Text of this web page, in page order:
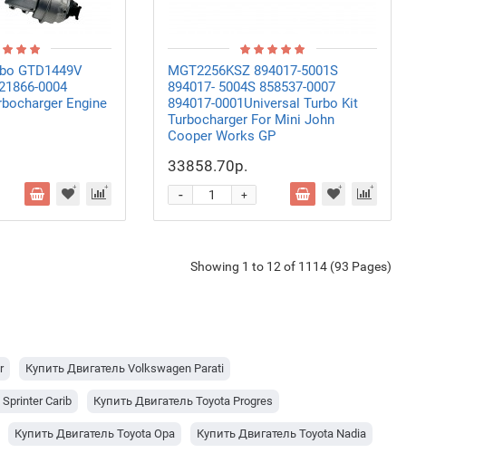
GTD1449V
0004
Engine
MGT2256KSZ 894017-5001S
894017- 5004S 858537-0007
894017-0001Universal Turbo Kit
Turbocharger For Mini John
Cooper Works GP
33858.70р.
+
-
Showing 1 to 12 of 1114 (93 Pages)
Купить Двигатель Volkswagen Parati
Carib Купить Двигатель Toyota Progres
Купить Двигатель Toyota Opa Купить Двигатель Toyota Nadia